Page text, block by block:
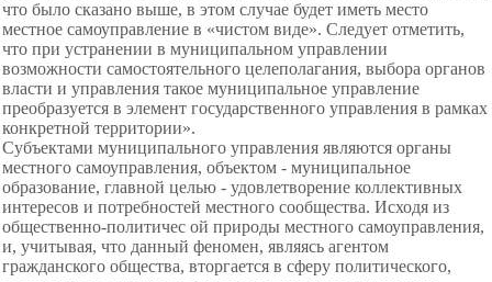
что было сказано выше, в этом случае будет иметь место
местное самоуправление в «чистом виде». Следует отметить,
что при устранении в муниципальном управлении
возможности самостоятельного целеполагания, выбора органов
власти и управления такое муниципальное управление
преобразуется в элемент государственного управления в рамках
конкретной территории».
Субъектами муниципального управления являются органы
местного самоуправления, объектом - муниципальное
образование, главной целью - удовлетворение коллективных
интересов и потребностей местного сообщества. Исходя из
общественно-политичес ой природы местного самоуправления,
и, учитывая, что данный феномен, являясь агентом
гражданского общества, вторгается в сферу политического,